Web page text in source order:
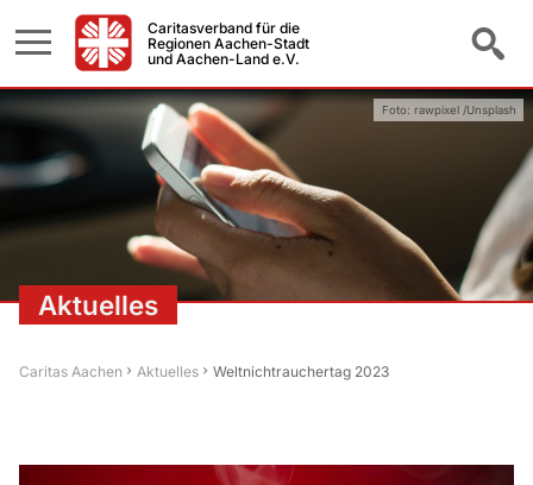
Caritasverband für die
Regionen Aachen-Stadt
und Aachen-Land e.V.
Aktuelles
Foto: rawpixel /Unsplash
Caritas Aachen Aktuelles Weltnichtrauchertag 2023